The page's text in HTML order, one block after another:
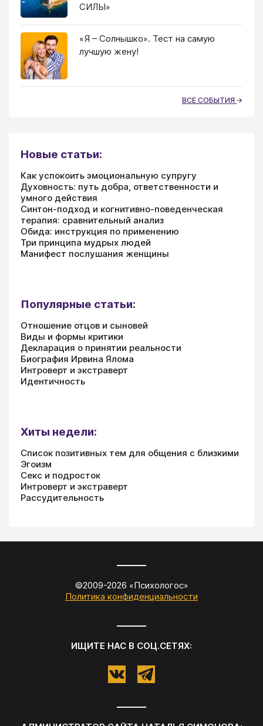
СИЛЫ»
«Я – Солнышко». Тест на самую
лучшую жену!
ВСЕ СОБЫТИЯ
Новые статьи:
Как успокоить эмоциональную супругу
Духовность: путь добра, ответственности и
умного действия
Синтон-подход и когнитивно-поведенческая
терапия: сравнительный анализ
Обида: инструкция по применению
Три принципа мудрых людей
Манифест послушания женщины
Популярные статьи:
Отношение отцов и сыновей
Виды и формы критики
Декларация о принятии реальности
Биография Ирвина Ялома
Интроверт и экстраверт
Идентичность
Хиты недели:
Список позитивных тем для общения с близкими
Эгоизм
Секс и подросток
Интроверт и экстраверт
Рассудительность
©2009-2026 «Психологос»
Политика конфиденциальности
ИЩИТЕ НАС В СОЦ.СЕТЯХ: